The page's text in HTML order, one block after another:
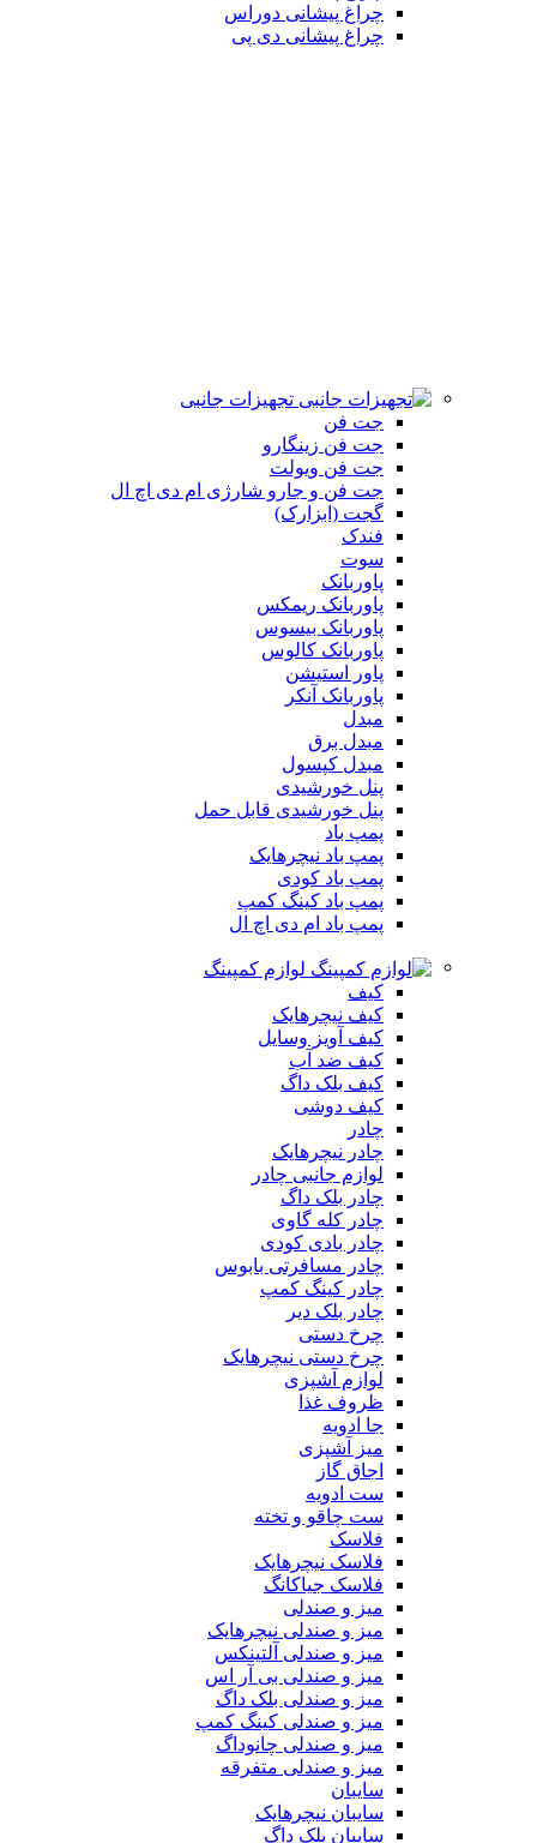
چراغ پیشانی دوراس
چراغ پیشانی دی پی
تجهیزات جانبی
جت فن
جت فن زینگارو
جت فن ویولت
جت فن و جارو شارژی ام دی اچ ال
گجت (ابزارک)
فندک
سوت
پاوربانک
پاوربانک ریمکس
پاوربانک بیسوس
پاوربانک کالوس
پاور استیشن
پاوربانک آنکر
مبدل
مبدل برق
مبدل کپسول
پنل خورشیدی
پنل خورشیدی قابل حمل
پمپ باد
پمپ باد نیچرهایک
پمپ باد کودی
پمپ باد کینگ کمپ
پمپ باد ام دی اچ ال
لوازم کمپینگ
کیف
کیف نیچرهایک
کیف آویز وسایل
کیف ضد آب
کیف بلک داگ
کیف دوشی
چادر
چادر نیچرهایک
لوازم جانبی چادر
چادر بلک داگ
چادر کله گاوی
چادر بادی کودی
چادر مسافرتی بابوس
چادر کینگ کمپ
چادر بلک دیر
چرخ دستی
چرخ دستی نیچرهایک
لوازم آشپزی
ظروف غذا
جا ادویه
میز آشپزی
اجاق گاز
ست ادویه
ست چاقو و تخته
فلاسک
فلاسک نیچرهایک
فلاسک جیاکانگ
میز و صندلی
میز و صندلی نیچرهایک
میز و صندلی آلتینکس
میز و صندلی بی آر اس
میز و صندلی بلک داگ
میز و صندلی کینگ کمپ
میز و صندلی چانوداگ
میز و صندلی متفرقه
سایبان
سایبان نیچرهایک
سایبان بلک داگ